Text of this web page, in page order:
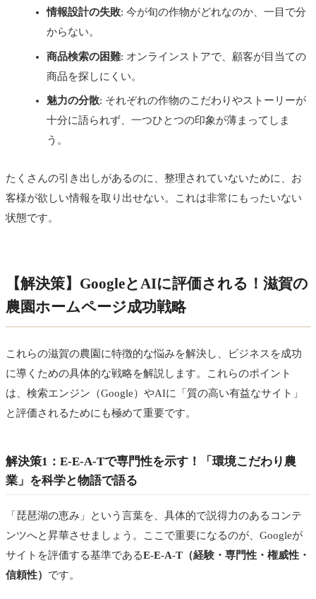
情報設計の失敗: 今が旬の作物がどれなのか、一目で分
からない。
商品検索の困難: オンラインストアで、顧客が目当ての
商品を探しにくい。
魅力の分散: それぞれの作物のこだわりやストーリーが
十分に語られず、一つひとつの印象が薄まってしま
う。
たくさんの引き出しがあるのに、整理されていないために、お
客様が欲しい情報を取り出せない。これは非常にもったいない
状態です。
【解決策】GoogleとAIに評価される！滋賀の
農園ホームページ成功戦略
これらの滋賀の農園に特徴的な悩みを解決し、ビジネスを成功
に導くための具体的な戦略を解説します。これらのポイント
は、検索エンジン（Google）やAIに「質の高い有益なサイト」
と評価されるためにも極めて重要です。
解決策1：E-E-A-Tで専門性を示す！「環境こだわり農
業」を科学と物語で語る
「琵琶湖の恵み」という言葉を、具体的で説得力のあるコンテ
ンツへと昇華させましょう。ここで重要になるのが、Googleが
サイトを評価する基準であるE-E-A-T（経験・専門性・権威性・
信頼性） です。